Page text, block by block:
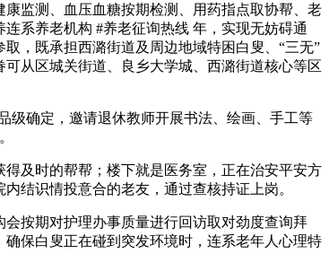
监测、血压血糖按期检测、用药指点取协帮、老
系养老机构 #养老征询热线 年，实现无妨碍通
，既承担西潞街道及周边地域特困白叟、“三无”
从区城关街道、良乡大学城、西潞街道核心等区
确定，邀请退休教师开展书法、绘画、手工等
及时的帮帮；楼下就是医务室，正在治安平安方
结识情投意合的老友，通过查核持证上岗。
按期对护理办事质量进行回访取对劲度查询拜
保白叟正在碰到突发环境时，连系老年人心理特